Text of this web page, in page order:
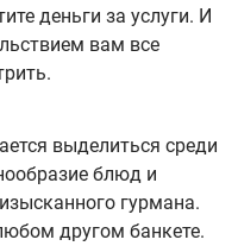
деньги за услуги. И
вам все
выделиться среди
блюд и
гурмана.
другом банкете.